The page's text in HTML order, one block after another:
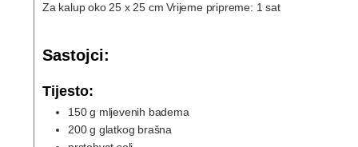
Za kalup oko 25 x 25 cm Vrijeme pripreme: 1 sat
Sastojci:
Tijesto:
150 g mljevenih badema
200 g glatkog brašna